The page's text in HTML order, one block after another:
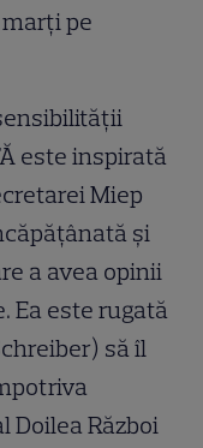
pe
este inspirată
Miep
și
a avea opinii
Ea este rugată
să îl
Război